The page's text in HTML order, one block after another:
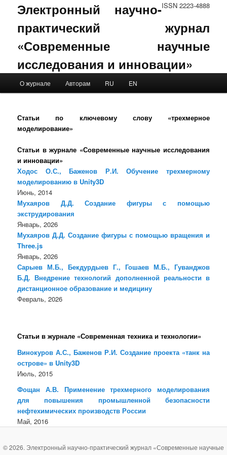
ISSN 2223-4888
Электронный научно-
практический журнал
«Современные научные
исследования и инновации»
Skip to primary content
Skip to secondary content
О журнале Авторам RU EN
Статьи по ключевому слову «трехмерное
моделирование»
Статьи в журнале «Современные научные исследования
и инновации»
Ходос О.С., Баженов Р.И. Обучение трехмерному
моделированию в Unity3D
Июнь, 2014
Мухаяров Д.Д. Создание фигуры с помощью
экструдирования
Январь, 2026
Мухаяров Д.Д. Создание фигуры с помощью вращения и
Three.js
Январь, 2026
Сарыев М.Б., Бекдурдыев Г., Гошаев М.Б., Гуванджов
Б.Д. Внедрение технологий дополненной реальности в
дистанционное образование и медицину
Февраль, 2026
Статьи в журнале «Современная техника и технологии»
Винокуров А.С., Баженов Р.И. Создание проекта «танк на
острове» в Unity3D
Июль, 2015
Фощан А.В. Применение трехмерного моделирования
для повышения промышленной безопасности
нефтехимических производств России
Май, 2016
© 2026. Электронный научно-практический журнал «Современные научные